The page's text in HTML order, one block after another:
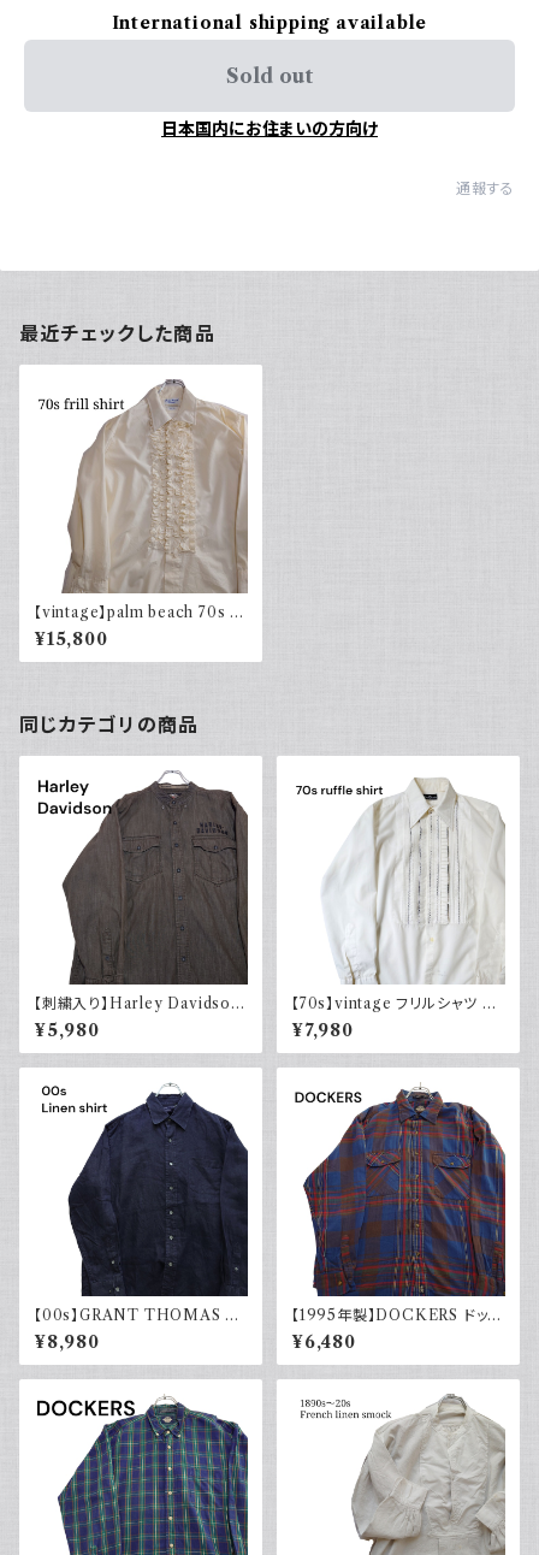
International shipping available
Sold out
日本国内にお住まいの方向け
通報する
最近チェックした商品
【vintage】palm beach 70s フ
リルシャツ レトロ古着
¥15,800
同じカテゴリの商品
【刺繍入り】Harley Davidson
ハーレーダビッドソン 長袖シャ
ツ 古着 ノーカラー
¥5,980
【70s】vintage フリルシャツ ヴ
ィンテージ古着 長袖シャツ ドレ
スシャツ 白 ホワイト系 1970年
代 レトロ
¥7,980
【00s】GRANT THOMAS 古
着 長袖リネンシャツ ネイビー
アメカジ古着
¥8,980
【1995年製】DOCKERS ドッカ
ーズ チェックシャツ ダブルポケ
ット 古着 アメカジ リーバイス
長袖 90s
¥6,480